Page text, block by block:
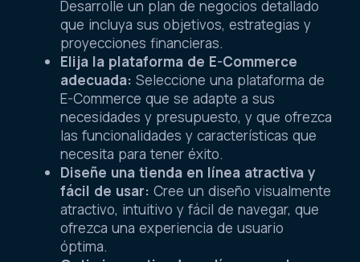
Desarrolle un plan de negocios detallado
que incluya sus objetivos, estrategias y
proyecciones financieras.
Elija la plataforma de E-Commerce
adecuada: Seleccione una plataforma de
E-Commerce que se adapte a sus
necesidades y presupuesto, y que ofrezca
las funcionalidades y características que
necesita para tener éxito.
Diseñe una tienda en línea atractiva y
fácil de usar: Cree un diseño visualmente
atractivo, intuitivo y fácil de navegar, que
ofrezca una experiencia de usuario
óptima.